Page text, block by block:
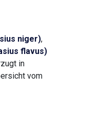
niger),
flavus)
in
vom